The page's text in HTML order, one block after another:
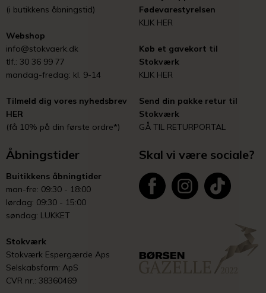
(i butikkens åbningstid)
Webshop
info@stokvaerk.dk
tlf.: 30 36 99 77
mandag-fredag: kl. 9-14
Tilmeld dig vores nyhedsbrev
HER
(få 10% på din første ordre*)
Fødevarestyrelsen
KLIK HER
Køb et gavekort til
Stokværk
KLIK HER
Send din pakke retur til
Stokværk
GÅ TIL RETURPORTAL
Åbningstider
Buitikkens åbningtider
man-fre: 09:30 - 18:00
lørdag: 09:30 - 15:00
søndag: LUKKET
Stokværk
Stokværk Espergærde Aps
Selskabsform: ApS
CVR nr.: 38360469
Skal vi være sociale?